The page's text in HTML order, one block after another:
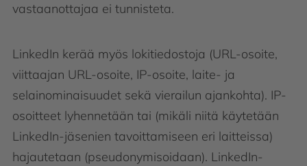
vastaanottajaa ei tunnisteta.
LinkedIn kerää myös lokitiedostoja (URL-osoite,
viittaajan URL-osoite, IP-osoite, laite- ja
selainominaisuudet sekä vierailun ajankohta). IP-
osoitteet lyhennetään tai (mikäli niitä käytetään
LinkedIn-jäsenien tavoittamiseen eri laitteissa)
hajautetaan (pseudonymisoidaan). LinkedIn-